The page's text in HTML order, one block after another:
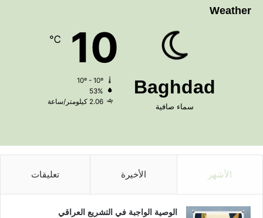
Weather
Baghdad
سماء صافية
10
℃
53%
2.06 كيلومتر/ساعة
الأشهر الأخيرة تعليقات
الوصية الواجبة في التشريع العراقي